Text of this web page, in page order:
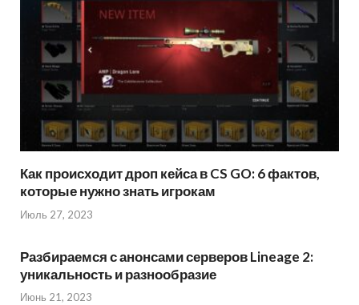
Как происходит дроп кейса в CS GO: 6 фактов,
которые нужно знать игрокам
Июль 27, 2023
Разбираемся с анонсами серверов Lineage 2:
уникальность и разнообразие
Июнь 21, 2023